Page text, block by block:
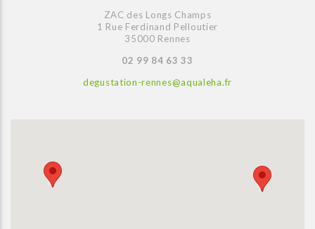
ZAC des Longs Champs
1 Rue Ferdinand Pelloutier
35000 Rennes
02 99 84 63 33
degustation-rennes@aqualeha.fr